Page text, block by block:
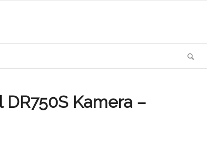
Kamera –